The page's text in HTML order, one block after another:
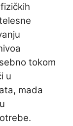
tokom
u
mada